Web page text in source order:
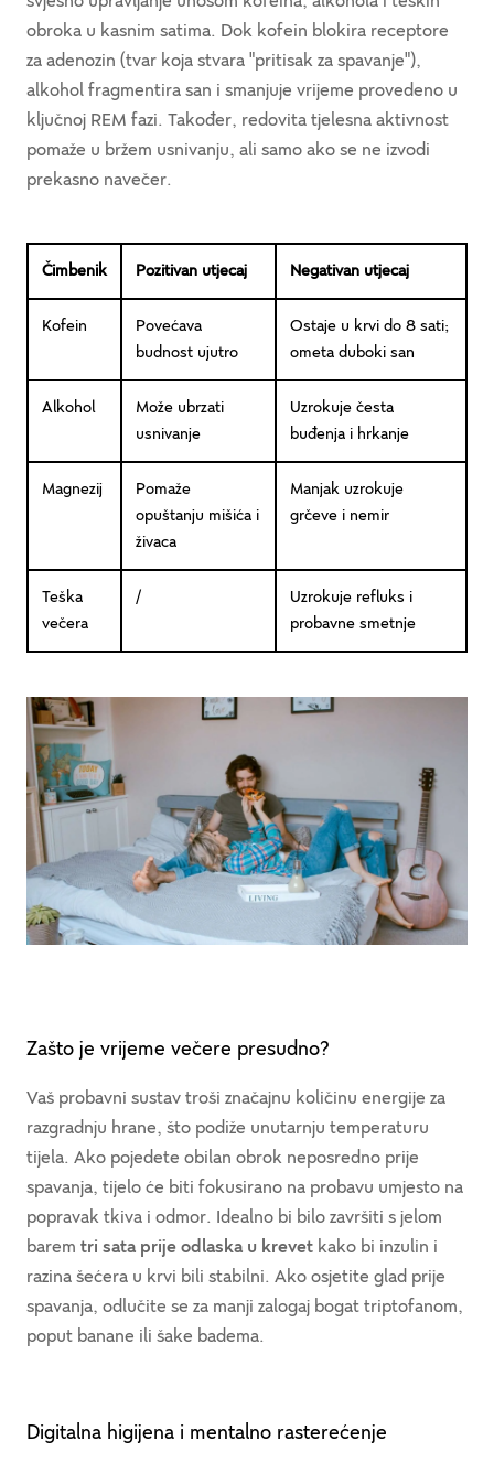
obroka u kasnim satima. Dok kofein blokira receptore
za adenozin (tvar koja stvara "pritisak za spavanje"),
alkohol fragmentira san i smanjuje vrijeme provedeno u
ključnoj REM fazi. Također, redovita tjelesna aktivnost
pomaže u bržem usnivanju, ali samo ako se ne izvodi
prekasno navečer.
Čimbenik Pozitivan utjecaj Negativan utjecaj
Kofein
Povećava
budnost ujutro
Ostaje u krvi do 8 sati;
ometa duboki san
Alkohol
Može ubrzati
usnivanje
Uzrokuje česta
buđenja i hrkanje
Magnezij
Pomaže
opuštanju mišića i
živaca
Manjak uzrokuje
grčeve i nemir
Teška
večera
/
Uzrokuje refluks i
probavne smetnje
Zašto je vrijeme večere presudno?
Vaš probavni sustav troši značajnu količinu energije za
razgradnju hrane, što podiže unutarnju temperaturu
tijela. Ako pojedete obilan obrok neposredno prije
spavanja, tijelo će biti fokusirano na probavu umjesto na
popravak tkiva i odmor. Idealno bi bilo završiti s jelom
barem tri sata prije odlaska u krevet kako bi inzulin i
razina šećera u krvi bili stabilni. Ako osjetite glad prije
spavanja, odlučite se za manji zalogaj bogat triptofanom,
poput banane ili šake badema.
Digitalna higijena i mentalno rasterećenje